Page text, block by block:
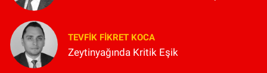
TEVFIK FIKRET KOCA
Zeytinyağında Kritik Eşik